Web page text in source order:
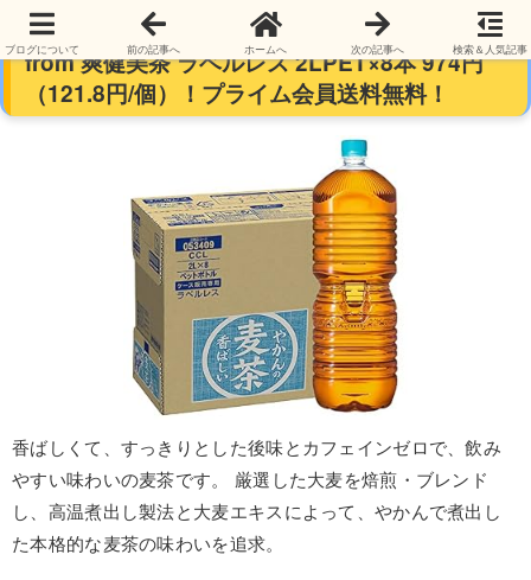
【対象者限定】コカ・コーラ やかんの麦茶
from 爽健美茶 ラベルレス 2LPET×8本 974円
（121.8円/個）！プライム会員送料無料！
香ばしくて、すっきりとした後味とカフェインゼロで、飲み
やすい味わいの麦茶です。 厳選した大麦を焙煎・ブレンド
し、高温煮出し製法と大麦エキスによって、やかんで煮出し
た本格的な麦茶の味わいを追求。
ブログについて 前の記事へ ホームへ 次の記事へ 検索＆人気記事